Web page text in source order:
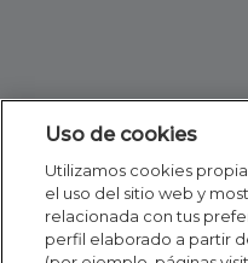
Uso de cookies
Utilizamos cookies
el uso del sitio web y
relacionada con tus
perfil elaborado a partir